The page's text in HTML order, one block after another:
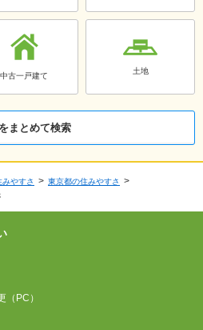
中古一戸建て
土地
まとめて検索
やすさ
東京都の住みやすさ
（PC）